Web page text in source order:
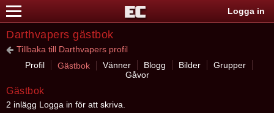
Logga in
Darthvapers gästbok
Tillbaka till Darthvapers profil
Profil
Gästbok Vänner Blogg Bilder
Grupper
Gåvor
Gästbok
2 inlägg Logga in för att skriva.